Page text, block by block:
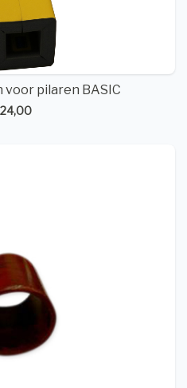
voor pilaren BASIC